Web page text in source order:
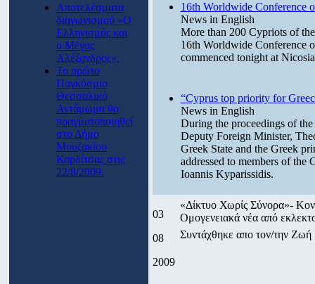
Αποτελέσματα
διαγωνισμού «Ο
Ελληνισμός και
ο Μέγας
Αλέξανδρος».
Το πρώτο
Παγκόσμιο
Θεσσαλικό
Αντάμωμα θα
πραγματοποιηθεί
στο Δήμο
Μουζακίου
Καρδίτσας στις
22/8/2009.
16th Worldwide Conference
News in English
More than 200 Cypriots of
16th Worldwide Conference
commenced tonight at
“Cyprus top priority for
News in English
During the proceedings of
Deputy Foreign Minister,
Greek State and the Greek
addressed to members of
Ioannis Kyparissidis.
03
08
2009
«Δίκτυο Χωρίς Σύνορα»-
Ομογενειακά νέα από
Συντάχθηκε απο τον/την